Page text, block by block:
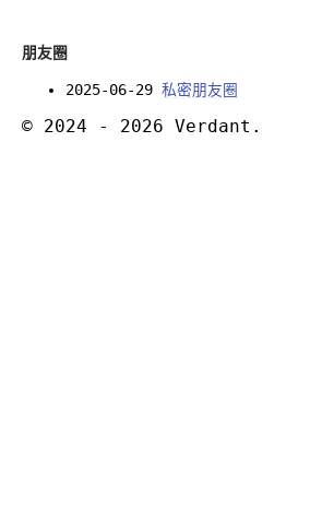
朋友圈
2025-06-29 私密朋友圈
© 2024 - 2026 Verdant.